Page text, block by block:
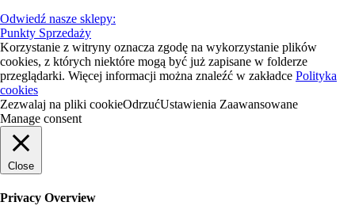
Odwiedź nasze sklepy:
Punkty Sprzedaży
Korzystanie z witryny oznacza zgodę na wykorzystanie plików
cookies, z których niektóre mogą być już zapisane w folderze
przeglądarki. Więcej informacji można znaleźć w zakładce Polityka
cookies
Zezwalaj na pliki cookieOdrzućUstawienia Zaawansowane
Manage consent
Close
Privacy Overview